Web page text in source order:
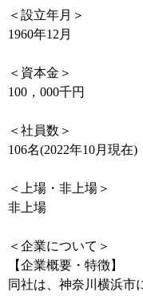
＜設立年月＞
1960年12月
＜資本金＞
100，000千円
＜社員数＞
106名(2022年10月現在)
＜上場・非上場＞
非上場
＜企業について＞
【企業概要・特徴】
同社は、神奈川横浜市